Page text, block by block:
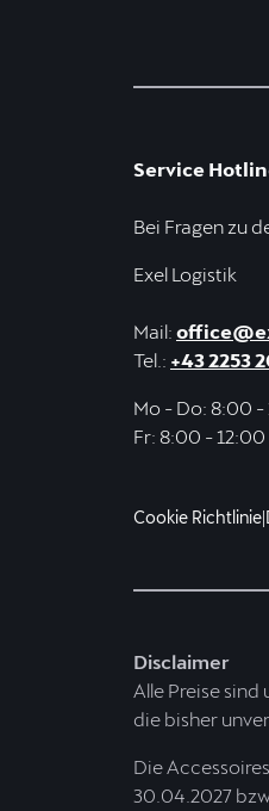
Service
Bei Fragen zu
Exel Logistik
Mail:
Tel.: +43 2253
Mo - Do: 8:00 -
Fr: 8:00 - 12:00
Cookie Richtlinie|
Disclaimer
Alle Preise
die bisher
Die
30.04.2027